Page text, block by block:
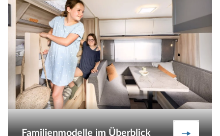
Familienmodelle im Überblick Gute